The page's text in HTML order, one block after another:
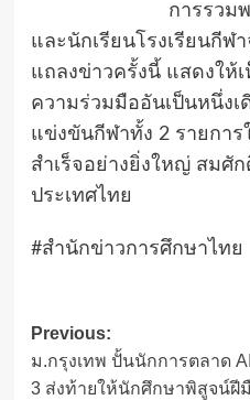
การรวมพลังขอ
และนักเรียนโรงเรียนกี
แถลงข่าวครั้งนี้ แสดงให้
ความร่วมมืออันเป็นหนึ่งเ
แข่งขันกีฬาทั้ง 2 รายการ
สำเร็จอย่างยิ่งใหญ่ สมศั
ประเทศไทย
#สำนักข่าวการศึกษาไทย
Post
navigation
Previous:
ม.กรุงเทพ ปั้นนักการตลาด
3 ส่งท้ายให้นักศึกษาพิสูจน์ฝี